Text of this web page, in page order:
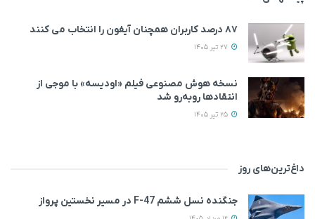
۸۷ درصد کاربران همچنان آیفون را انتخاب می‌ کنند
نسخه هوش مصنوعی فیلم «اودیسه» با موجی از
انتقادها روبه‌رو شد
داغ‌ترین‌های روز
جنگنده نسل ششم F-47 در مسیر نخستین پرواز